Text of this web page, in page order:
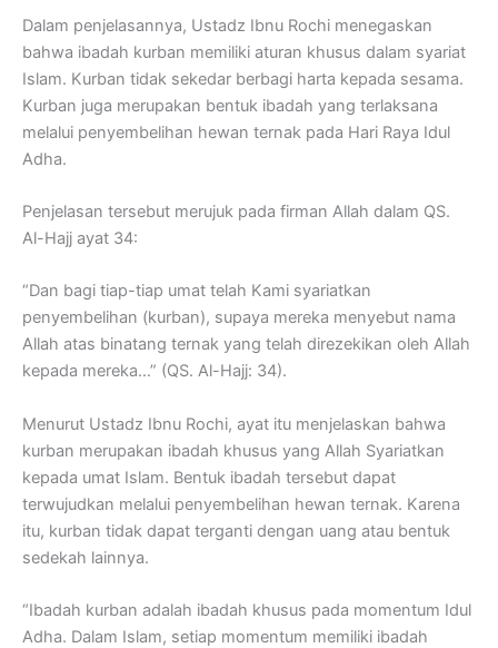
Dalam penjelasannya, Ustadz Ibnu Rochi menegaskan
bahwa ibadah kurban memiliki aturan khusus dalam syariat
Islam. Kurban tidak sekedar berbagi harta kepada sesama.
Kurban juga merupakan bentuk ibadah yang terlaksana
melalui penyembelihan hewan ternak pada Hari Raya Idul
Adha.
Penjelasan tersebut merujuk pada firman Allah dalam QS.
Al-Hajj ayat 34:
“Dan bagi tiap-tiap umat telah Kami syariatkan
penyembelihan (kurban), supaya mereka menyebut nama
Allah atas binatang ternak yang telah direzekikan oleh Allah
kepada mereka…” (QS. Al-Hajj: 34).
Menurut Ustadz Ibnu Rochi, ayat itu menjelaskan bahwa
kurban merupakan ibadah khusus yang Allah Syariatkan
kepada umat Islam. Bentuk ibadah tersebut dapat
terwujudkan melalui penyembelihan hewan ternak. Karena
itu, kurban tidak dapat terganti dengan uang atau bentuk
sedekah lainnya.
“Ibadah kurban adalah ibadah khusus pada momentum Idul
Adha. Dalam Islam, setiap momentum memiliki ibadah